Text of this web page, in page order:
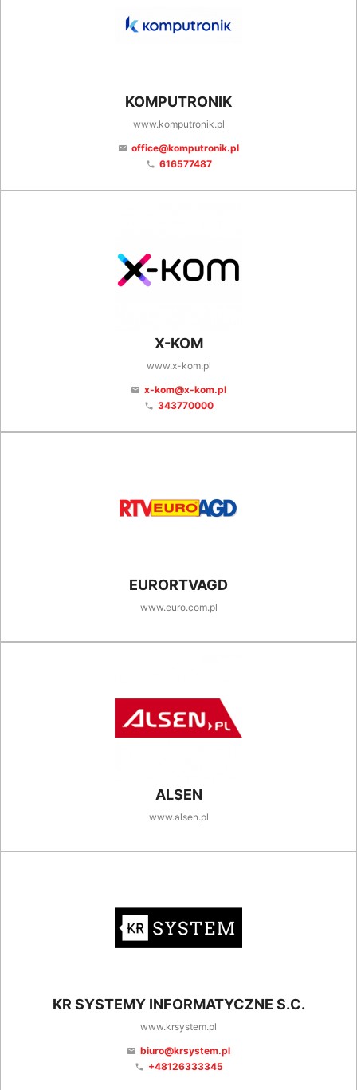
KOMPUTRONIK
www.komputronik.pl
email office@komputronik.pl
phone 616577487
X-KOM
www.x-kom.pl
email x-kom@x-kom.pl
phone 343770000
EURORTVAGD
www.euro.com.pl
ALSEN
www.alsen.pl
KR SYSTEMY INFORMATYCZNE S.C.
www.krsystem.pl
email biuro@krsystem.pl
phone +48126333345